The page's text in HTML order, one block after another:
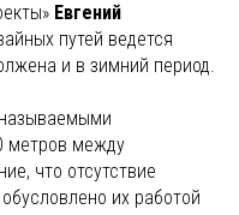
Евгений
путей ведется
и в зимний период.
метров между
что отсутствие
их работой